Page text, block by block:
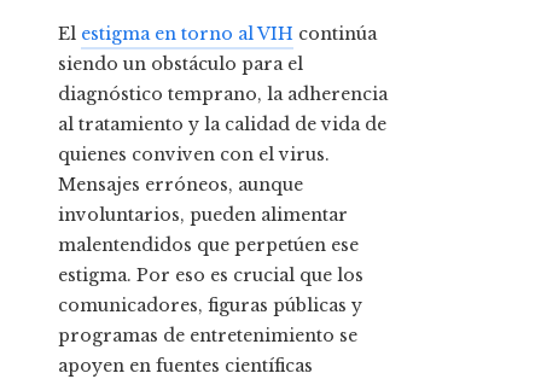
El estigma en torno al VIH continúa
siendo un obstáculo para el
diagnóstico temprano, la adherencia
al tratamiento y la calidad de vida de
quienes conviven con el virus.
Mensajes erróneos, aunque
involuntarios, pueden alimentar
malentendidos que perpetúen ese
estigma. Por eso es crucial que los
comunicadores, figuras públicas y
programas de entretenimiento se
apoyen en fuentes científicas